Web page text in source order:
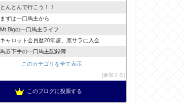
とんとんで行こう！！
まずは一口馬主から
Mt.Bigの一口馬主ライフ
キャロット会員歴20年超、京サラに入会
馬券下手の一口馬主記録簿
このカテゴリを全て表示
参加する
このブログに投票する